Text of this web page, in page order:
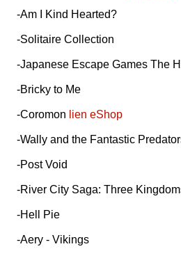
-Am I Kind Hearted?
-Solitaire Collection
-Japanese Escape Games The
-Bricky to Me
-Coromon lien eShop
-Wally and the Fantastic
-Post Void
-River City Saga: Three
-Hell Pie
-Aery - Vikings